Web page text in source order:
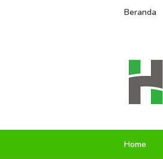
Beranda
Home